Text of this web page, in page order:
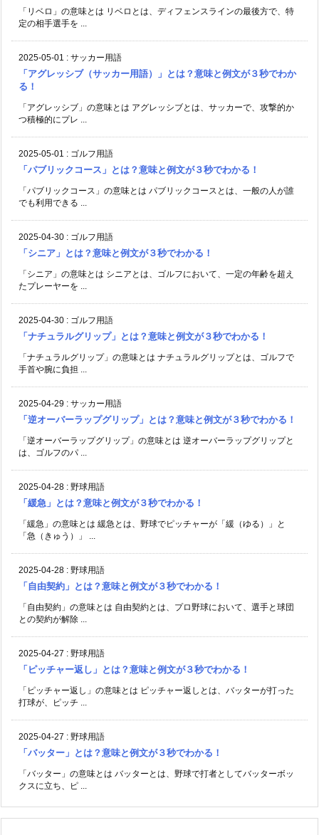
「リベロ」の意味とは リベロとは、ディフェンスラインの最後方で、特
定の相手選手を ...
2025-05-01 : サッカー用語
「アグレッシブ（サッカー用語）」とは？意味と例文が３秒でわか
る！
「アグレッシブ」の意味とは アグレッシブとは、サッカーで、攻撃的か
つ積極的にプレ ...
2025-05-01 : ゴルフ用語
「パブリックコース」とは？意味と例文が３秒でわかる！
「パブリックコース」の意味とは パブリックコースとは、一般の人が誰
でも利用できる ...
2025-04-30 : ゴルフ用語
「シニア」とは？意味と例文が３秒でわかる！
「シニア」の意味とは シニアとは、ゴルフにおいて、一定の年齢を超え
たプレーヤーを ...
2025-04-30 : ゴルフ用語
「ナチュラルグリップ」とは？意味と例文が３秒でわかる！
「ナチュラルグリップ」の意味とは ナチュラルグリップとは、ゴルフで
手首や腕に負担 ...
2025-04-29 : サッカー用語
「逆オーバーラップグリップ」とは？意味と例文が３秒でわかる！
「逆オーバーラップグリップ」の意味とは 逆オーバーラップグリップと
は、ゴルフのパ ...
2025-04-28 : 野球用語
「緩急」とは？意味と例文が３秒でわかる！
「緩急」の意味とは 緩急とは、野球でピッチャーが「緩（ゆる）」と
「急（きゅう）」 ...
2025-04-28 : 野球用語
「自由契約」とは？意味と例文が３秒でわかる！
「自由契約」の意味とは 自由契約とは、プロ野球において、選手と球団
との契約が解除 ...
2025-04-27 : 野球用語
「ピッチャー返し」とは？意味と例文が３秒でわかる！
「ピッチャー返し」の意味とは ピッチャー返しとは、バッターが打った
打球が、ピッチ ...
2025-04-27 : 野球用語
「バッター」とは？意味と例文が３秒でわかる！
「バッター」の意味とは バッターとは、野球で打者としてバッターボッ
クスに立ち、ピ ...